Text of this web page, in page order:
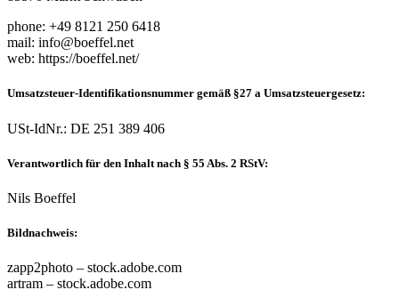
phone: +49 8121 250 6418
mail: info@boeffel.net
web: https://boeffel.net/
Umsatzsteuer-Identifikationsnummer gemäß §27 a Umsatzsteuergesetz:
USt-IdNr.: DE 251 389 406
Verantwortlich für den Inhalt nach § 55 Abs. 2 RStV:
Nils Boeffel
Bildnachweis:
zapp2photo – stock.adobe.com
artram – stock.adobe.com